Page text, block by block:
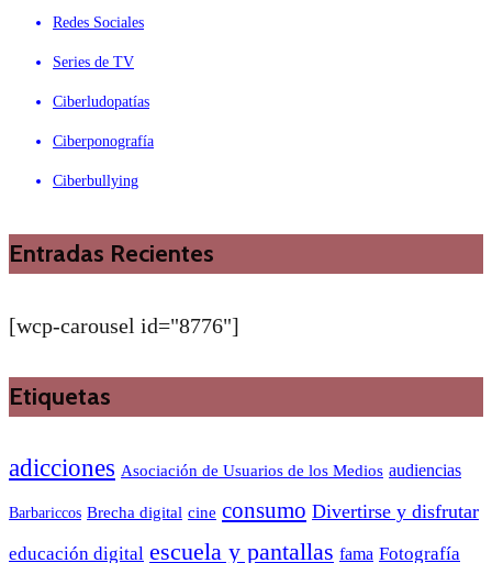
Redes Sociales
Series de TV
Ciberludopatías
Ciberponografía
Ciberbullying
Entradas Recientes
[wcp-carousel id="8776"]
Etiquetas
adicciones Asociación de Usuarios de los Medios audiencias
Barbariccos Brecha digital cine consumo Divertirse y disfrutar
educación digital escuela y pantallas fama Fotografía